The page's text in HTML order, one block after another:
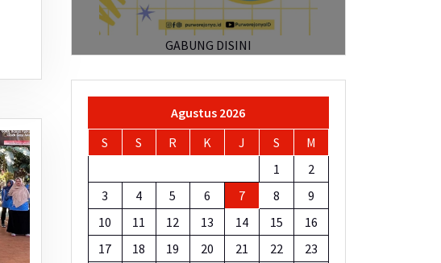
GABUNG DISINI
Agustus 2026
S
S R K J S
M
1
2
3
4 5 6 7 8
9
10
11 12 13 14 15
16
17
18 19 20 21 22
23